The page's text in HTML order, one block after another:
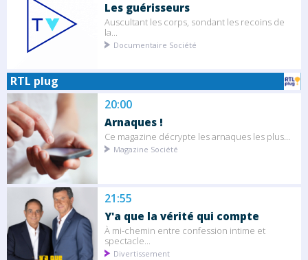
Les guérisseurs
Auscultant les corps, sondant les recoins de
la...
Documentaire Société
RTL plug
20:00
Arnaques !
Ce magazine décrypte les arnaques les plus...
Magazine Société
21:55
Y'a que la vérité qui compte
À mi-chemin entre confession intime et
spectacle...
Divertissement